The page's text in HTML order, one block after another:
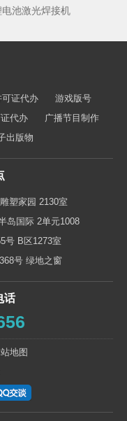
电池激光焊接机
可证代办
游戏版号
代办
广播节目制作
出版物
塑家园 2130室
岛国际 2单元1008
号 B区1273室
号 绿地之窗
话
地图